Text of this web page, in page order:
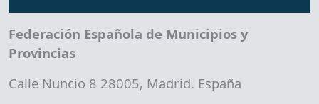
Federación Española de Municipios y
Provincias
Calle Nuncio 8 28005, Madrid. España